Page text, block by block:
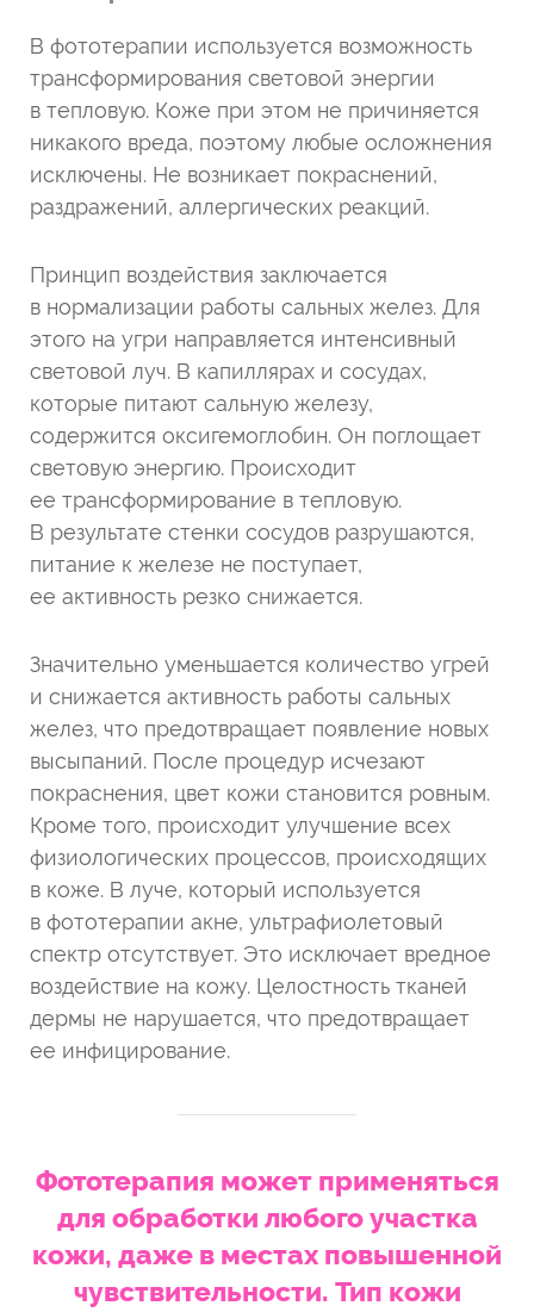
В фототерапии используется возможность
трансформирования световой энергии
в тепловую. Коже при этом не причиняется
никакого вреда, поэтому любые осложнения
исключены. Не возникает покраснений,
раздражений, аллергических реакций.
Принцип воздействия заключается
в нормализации работы сальных желез. Для
этого на угри направляется интенсивный
световой луч. В капиллярах и сосудах,
которые питают сальную железу,
содержится оксигемоглобин. Он поглощает
световую энергию. Происходит
ее трансформирование в тепловую.
В результате стенки сосудов разрушаются,
питание к железе не поступает,
ее активность резко снижается.
Значительно уменьшается количество угрей
и снижается активность работы сальных
желез, что предотвращает появление новых
высыпаний. После процедур исчезают
покраснения, цвет кожи становится ровным.
Кроме того, происходит улучшение всех
физиологических процессов, происходящих
в коже. В луче, который используется
в фототерапии акне, ультрафиолетовый
спектр отсутствует. Это исключает вредное
воздействие на кожу. Целостность тканей
дермы не нарушается, что предотвращает
ее инфицирование.
Фототерапия может применяться
для обработки любого участка
кожи, даже в местах повышенной
чувствительности. Тип кожи